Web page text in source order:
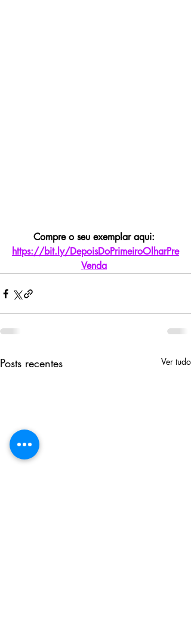
Compre o seu exemplar aqui:
https://bit.ly/DepoisDoPrimeiroOlharPre
Venda
Posts recentes Ver tudo